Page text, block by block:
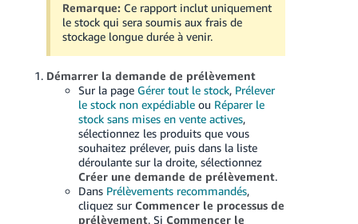
Remarque: Ce rapport inclut uniquement
le stock qui sera soumis aux frais de
stockage longue durée à venir.
Démarrer la demande de prélèvement
Sur la page Gérer tout le stock, Prélever
le stock non expédiableou Réparer le
stock sans mises en vente actives,
sélectionnez les produits que vous
souhaitez prélever, puis dans la liste
déroulante sur la droite, sélectionnez
Créer une demande de prélèvement.
Dans Prélèvements recommandés,
cliquez sur Commencer le processus de
prélèvement. Si Commencer le